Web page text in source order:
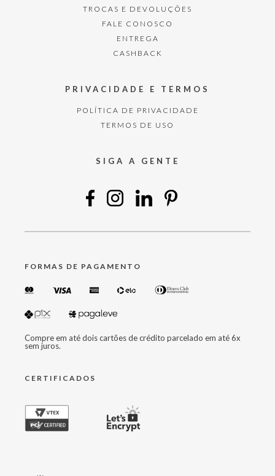
TROCAS E DEVOLUÇÕES
FALE CONOSCO
ENTREGA
CASHBACK
PRIVACIDADE E TERMOS
POLÍTICA DE PRIVACIDADE
TERMOS DE USO
SIGA A GENTE
FORMAS DE PAGAMENTO
Compre em até dois cartões de crédito parcelado em até 6x
sem juros.
CERTIFICADOS